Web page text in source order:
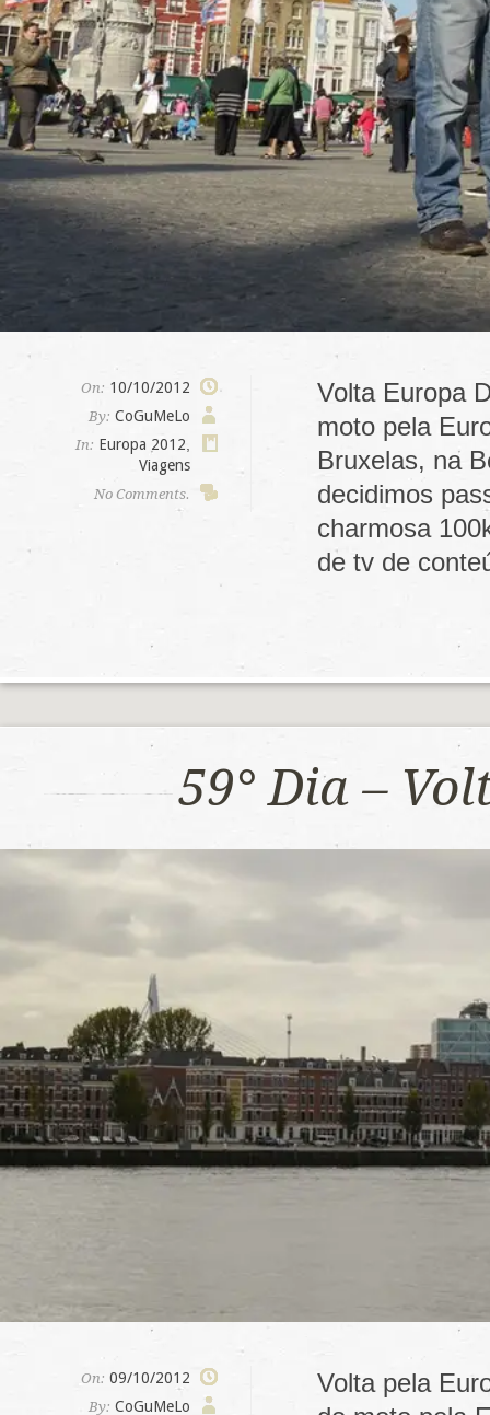
On: 10/10/2012
By: CoGuMeLo
In: Europa 2012
Viagens
No Comments.
Volta Europa
moto pela
Bruxelas, na
decidimos
charmosa
de tv de
59° Dia –
On: 09/10/2012
By: CoGuMeLo
Volta pela